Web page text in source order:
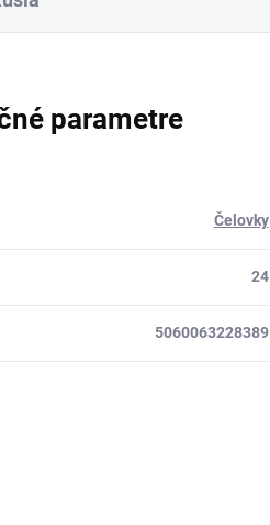
parametre
Čelovky
24
5060063228389